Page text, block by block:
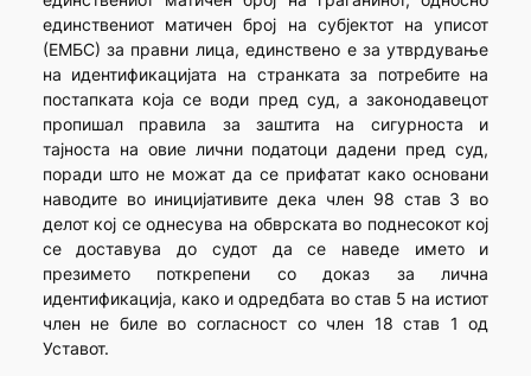
единствениот матичен број на субјектот на уписот
(ЕМБС) за правни лица, единствено е за утврдување
на идентификацијата на странката за потребите на
постапката која се води пред суд, а законодавецот
пропишал правила за заштита на сигурноста и
тајноста на овие лични податоци дадени пред суд,
поради што не можат да се прифатат како основани
наводите во иницијативите дека член 98 став 3 во
делот кој се однесува на обврската во поднесокот кој
се доставува до судот да се наведе името и
презимето поткрепени со доказ за лична
идентификација, како и одредбата во став 5 на истиот
член не биле во согласност со член 18 став 1 од
Уставот.